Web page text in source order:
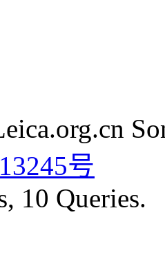
号
10 Queries.